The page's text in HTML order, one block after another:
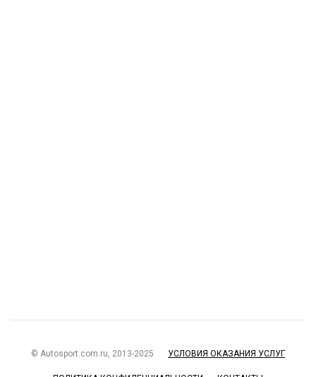
© Autosport.com.ru, 2013-2025 УСЛОВИЯ ОКАЗАНИЯ УСЛУГ